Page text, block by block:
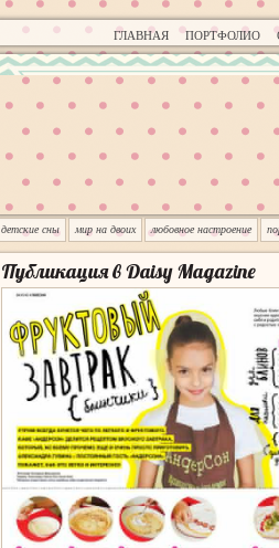
ГЛАВНАЯ ПОРТФОЛИО
детские сны мир на двоих любовное настроение
Публикация в Daisy Magazine